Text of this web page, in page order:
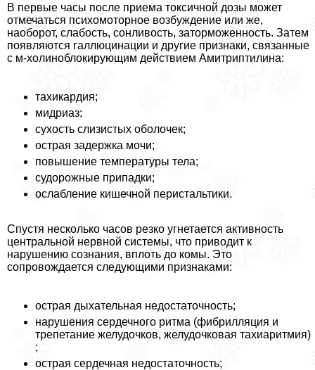
В первые часы после приема токсичной дозы может
отмечаться психомоторное возбуждение или же,
наоборот, слабость, сонливость, заторможенность. Затем
появляются галлюцинации и другие признаки, связанные
с м-холиноблокирующим действием Амитриптилина:
тахикардия;
мидриаз;
сухость слизистых оболочек;
острая задержка мочи;
повышение температуры тела;
судорожные припадки;
ослабление кишечной перистальтики.
Спустя несколько часов резко угнетается активность
центральной нервной системы, что приводит к
нарушению сознания, вплоть до комы. Это
сопровождается следующими признаками:
острая дыхательная недостаточность;
нарушения сердечного ритма (фибрилляция и
трепетание желудочков, желудочковая тахиаритмия)
;
острая сердечная недостаточность;